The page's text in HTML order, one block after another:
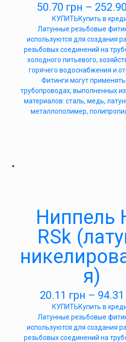
50.70 грн – 252.90
КУПИТЬКупить в
Латунные резьбовые
используются для создания
резьбовых соединений на
холодного питьевого,
горячего водоснабжения и
Фитинги могут
трубопроводах, выполненных
материалов: сталь, медь,
металлополимер,
Ниппель
RSk
я)
20.11 грн – 94.31
КУПИТЬКупить в
Латунные резьбовые
используются для создания
резьбовых соединений на